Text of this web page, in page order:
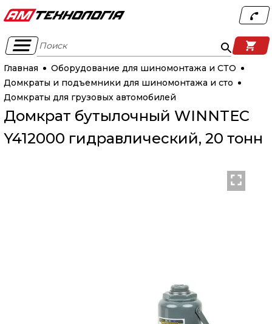
Поиск
Главная
Оборудование для шиномонтажа и СТО
Домкраты и подъемники для шиномонтажа и сто
Домкраты для грузовых автомобилей
Домкрат бутылочный WINNTEC
Y412000 гидравлический, 20 тонн